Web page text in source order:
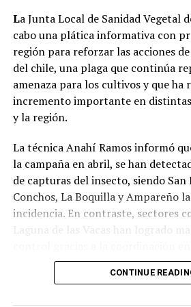
La Junta Local de Sanidad Vegetal
cabo una plática informativa con
región para reforzar las acciones
del chile, una plaga que continúa
amenaza para los cultivos y que ha
incremento importante en
y la región.
La técnica Anahí Ramos informó
la campaña en abril, se han
de capturas del insecto, siendo San
Conchos, La Boquilla y Ampareño
incidencia. En contraste, sectores
Laguna de las Vacas han logrado
quienes realizan fumigaciones de
CONTINUE